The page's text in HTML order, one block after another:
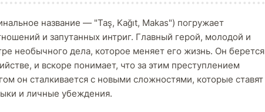
название — "Taş, Kağıt, Makas") погружает
и запутанных интриг. Главный герой, молодой и
необычного дела, которое меняет его жизнь. Он берется
и вскоре понимает, что за этим преступлением
он сталкивается с новыми сложностями, которые ставят
и личные убеждения.